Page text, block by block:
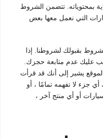
بمحتوياته. تتضمن الشروط
التي نعمل معها بعض
بقبولك لشروطنا. إذا
عليك عدم متابعة حجزك.
يشير إلى أنك قد قرأت
أي جزء لا تفهمه تمامًا ، أو
أو أي منتج آخر ،